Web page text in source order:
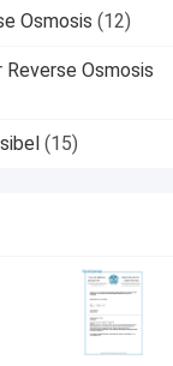
Osmosis (12)
Reverse Osmosis
(15)